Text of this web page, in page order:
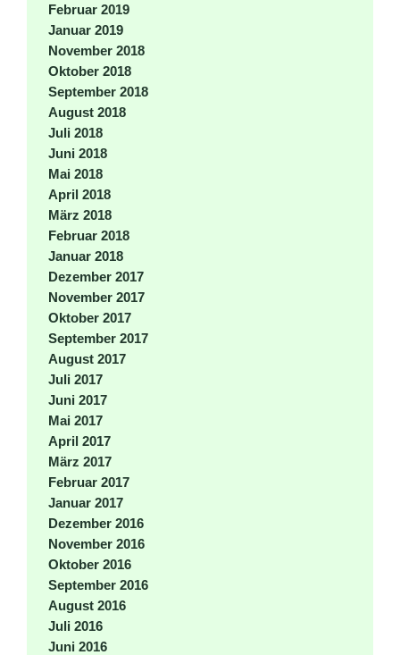
Februar 2019
Januar 2019
November 2018
Oktober 2018
September 2018
August 2018
Juli 2018
Juni 2018
Mai 2018
April 2018
März 2018
Februar 2018
Januar 2018
Dezember 2017
November 2017
Oktober 2017
September 2017
August 2017
Juli 2017
Juni 2017
Mai 2017
April 2017
März 2017
Februar 2017
Januar 2017
Dezember 2016
November 2016
Oktober 2016
September 2016
August 2016
Juli 2016
Juni 2016